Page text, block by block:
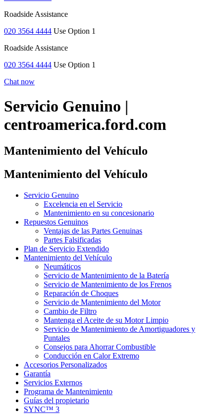
Roadside Assistance
020 3564 4444 Use Option 1
Roadside Assistance
020 3564 4444 Use Option 1
Chat now
Servicio Genuino |
centroamerica.ford.com
Mantenimiento del Vehículo
Mantenimiento del Vehículo
Servicio Genuino
Excelencia en el Servicio
Mantenimiento en su concesionario
Repuestos Genuinos
Ventajas de las Partes Genuinas
Partes Falsificadas
Plan de Servicio Extendido
Mantenimiento del Vehículo
Neumáticos
Servicio de Mantenimiento de la Batería
Servicio de Mantenimiento de los Frenos
Reparación de Choques
Servicio de Mantenimiento del Motor
Cambio de Filtro
Mantenga el Aceite de su Motor Limpio
Servicio de Mantenimiento de Amortiguadores y
Puntales
Consejos para Ahorrar Combustible
Conducción en Calor Extremo
Accesorios Personalizados
Garantía
Servicios Externos
Programa de Mantenimiento
Guías del propietario
SYNC™ 3